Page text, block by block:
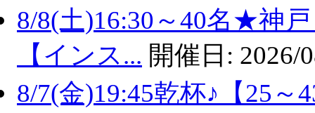
8/8(土)16:30～40名★神
【インス... 開催日: 2026/
8/7(金)19:45乾杯♪【25